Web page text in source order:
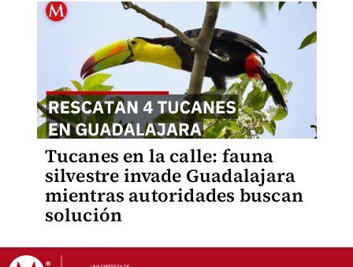
Tucanes en la calle: fauna
silvestre invade Guadalajara
mientras autoridades buscan
solución